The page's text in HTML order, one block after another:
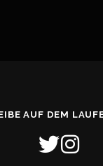
AUF DEM